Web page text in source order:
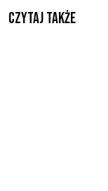
Czytaj także